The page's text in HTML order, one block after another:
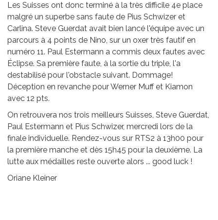
Les Suisses ont donc terminé à la très difficile 4e place
malgré un superbe sans faute de Pius Schwizer et
Carlina. Steve Guerdat avait bien lancé l'équipe avec un
parcours à 4 points de Nino, sur un oxer très fautif en
numéro 11. Paul Estermann a commis deux fautes avec
Éclipse. Sa première faute, à la sortie du triple, l'a
destabilisé pour l'obstacle suivant. Dommage!
Déception en revanche pour Werner Muff et Kiamon
avec 12 pts.
On retrouvera nos trois meilleurs Suisses, Steve Guerdat,
Paul Estermann et Pius Schwizer, mercredi lors de la
finale individuelle. Rendez-vous sur RTS2 à 13h00 pour
la première manche et dès 15h45 pour la deuxième. La
lutte aux médailles reste ouverte alors ... good luck !
Oriane Kleiner